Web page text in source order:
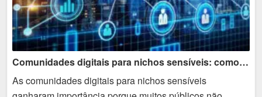
Comunidades digitais para nichos sensíveis: como comunicar sem invadir
As comunidades digitais para nichos sensíveis